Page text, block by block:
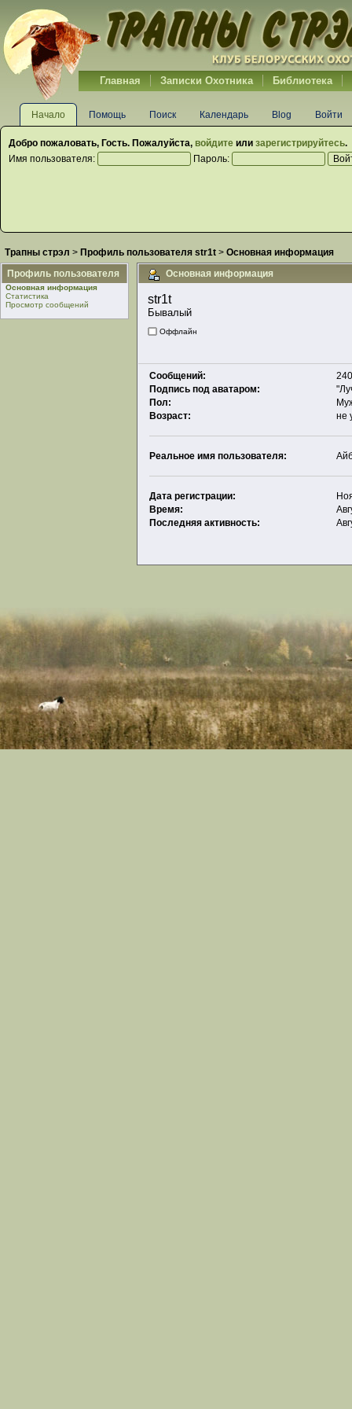
Главная Записки Охотника Библиотека
Начало Помощь Поиск Календарь Blog Войти
Добро пожаловать, Гость. Пожалуйста, войдите или зарегистрируйтесь.
Имя пользователя:
Пароль:
Трапны стрэл > Профиль пользователя str1t > Основная информация
Профиль пользователя
Основная информация
Статистика
Просмотр сообщений
Основная информация
str1t
Бывалый
Оффлайн
Сообщений:
Подпись под аватаром:
Пол:
Возраст:
не
Реальное имя пользователя:
Дата регистрации:
Время:
Последняя активность: